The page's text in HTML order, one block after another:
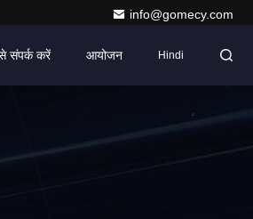
info@gomecy.com
संपर्क करें आयोजन Hindi